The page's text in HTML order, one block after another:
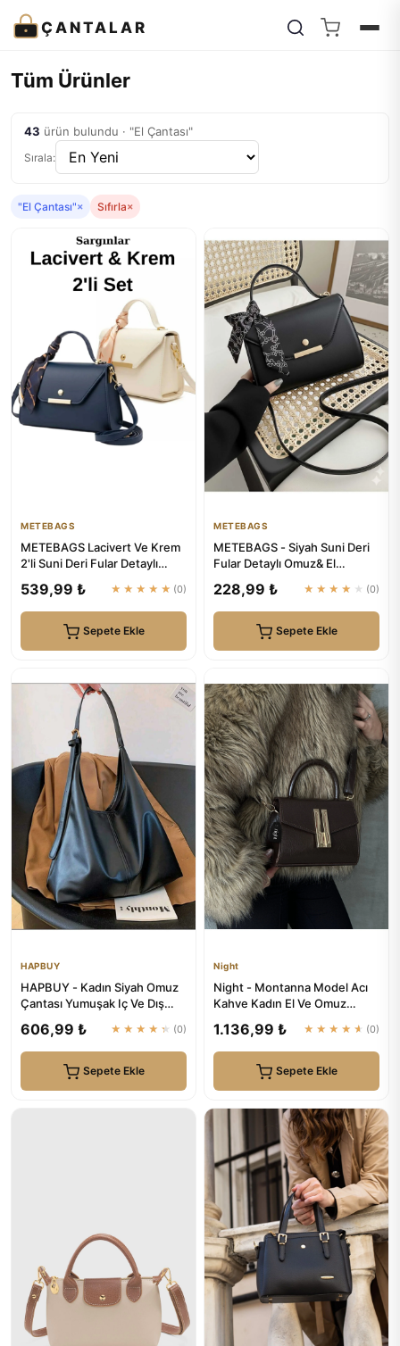
ÇANTALAR
Tüm Ürünler
43 ürün bulundu · "El Çantası"
Sırala:
"El Çantası"× Sıfırla×
METEBAGS
METEBAGS Lacivert Ve Krem
2'li Suni Deri Fular Detaylı
539,99 ₺ ★★★★★ (0)
Sepete Ekle
METEBAGS
METEBAGS - Siyah Suni Deri
Fular Detaylı Omuz& El
228,99 ₺ ★★★★★ (0)
Sepete Ekle
HAPBUY
HAPBUY - Kadın Siyah Omuz
Çantası Yumuşak Iç Ve Dış
606,99 ₺ ★★★★★ (0)
Sepete Ekle
Night
Night - Montanna Model Acı
Kahve Kadın El Ve Omuz
1.136,99 ₺ ★★★★★ (0)
Sepete Ekle